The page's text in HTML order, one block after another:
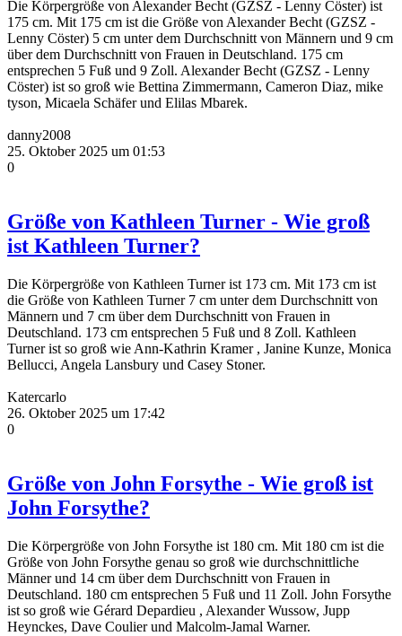
Die Körpergröße von Alexander Becht (GZSZ - Lenny Cöster) ist
175 cm. Mit 175 cm ist die Größe von Alexander Becht (GZSZ -
Lenny Cöster) 5 cm unter dem Durchschnitt von Männern und 9 cm
über dem Durchschnitt von Frauen in Deutschland. 175 cm
entsprechen 5 Fuß und 9 Zoll. Alexander Becht (GZSZ - Lenny
Cöster) ist so groß wie Bettina Zimmermann, Cameron Diaz, mike
tyson, Micaela Schäfer und Elilas Mbarek.
danny2008
25. Oktober 2025 um 01:53
0
Größe von Kathleen Turner - Wie groß
ist Kathleen Turner?
Die Körpergröße von Kathleen Turner ist 173 cm. Mit 173 cm ist
die Größe von Kathleen Turner 7 cm unter dem Durchschnitt von
Männern und 7 cm über dem Durchschnitt von Frauen in
Deutschland. 173 cm entsprechen 5 Fuß und 8 Zoll. Kathleen
Turner ist so groß wie Ann-Kathrin Kramer , Janine Kunze, Monica
Bellucci, Angela Lansbury und Casey Stoner.
Katercarlo
26. Oktober 2025 um 17:42
0
Größe von John Forsythe - Wie groß ist
John Forsythe?
Die Körpergröße von John Forsythe ist 180 cm. Mit 180 cm ist die
Größe von John Forsythe genau so groß wie durchschnittliche
Männer und 14 cm über dem Durchschnitt von Frauen in
Deutschland. 180 cm entsprechen 5 Fuß und 11 Zoll. John Forsythe
ist so groß wie Gérard Depardieu , Alexander Wussow, Jupp
Heynckes, Dave Coulier und Malcolm-Jamal Warner.